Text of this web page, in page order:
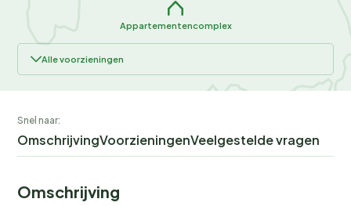
Appartementencomplex
Alle voorzieningen
Snel naar:
OmschrijvingVoorzieningenVeelgestelde vragen
Omschrijving